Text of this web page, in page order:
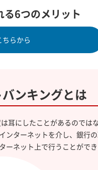
6つのメリット
らから
ンキングとは
耳にしたことがあるのでは
ターネットを介し、銀行
ネット上で行うことができ